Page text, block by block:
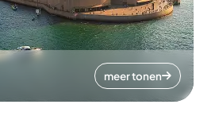
meer tonen